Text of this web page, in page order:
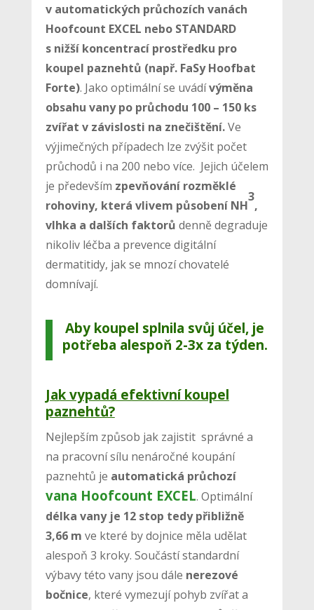
v automatických průchozích vanách
Hoofcount EXCEL nebo STANDARD
s nižší koncentrací prostředku pro
koupel paznehtů (např. FaSy Hoofbat
Forte). Jako optimální se uvádívýměna
obsahu vany po průchodu 100 – 150 ks
zvířat v závislosti na znečištění.Ve
výjimečných případech lze zvýšit počet
průchodů i na 200 nebo více. Jejich účelem
je především zpevňování rozměklé
rohoviny, která vlivem působení NH
3
,
vlhka a dalších faktorů denně degraduje
nikoliv léčba a prevence digitální
dermatitidy, jak se mnozí chovatelé
domnívají.
Aby koupel splnila svůj účel, je
potřeba alespoň 2-3x za týden.
Jak vypadá efektivní koupel
paznehtů?
Nejlepším způsob jak zajistit správné a
na pracovní sílu nenáročné koupání
paznehtů je automatická průchozí
vana Hoofcount EXCEL. Optimální
délka vany je 12 stop tedy přibližně
3,66 m ve které by dojnice měla udělat
alespoň 3 kroky. Součástí standardní
výbavy této vany jsou dále nerezové
bočnice, které vymezují pohyb zvířat a